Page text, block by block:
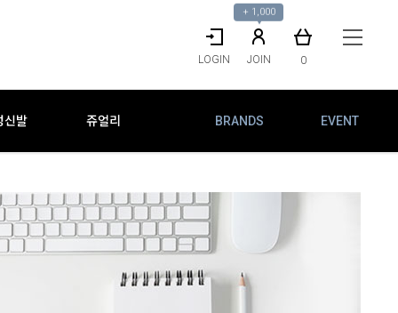
LOGIN JOIN
▼
+ 1,000
0
신발 쥬얼리 BRANDS EVENT